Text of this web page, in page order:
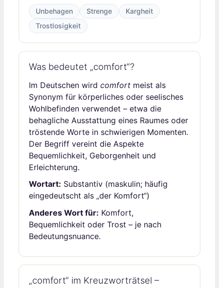
Unbehagen Strenge
Kargheit
Trostlosigkeit
Was bedeutet „comfort“?
Im Deutschen wird comfort meist als
Synonym für körperliches oder seelisches
Wohlbefinden verwendet – etwa die
behagliche Ausstattung eines Raumes oder
tröstende Worte in schwierigen Momenten.
Der Begriff vereint die Aspekte
Bequemlichkeit, Geborgenheit und
Erleichterung.
Wortart: Substantiv (maskulin; häufig
eingedeutscht als „der Komfort“)
Anderes Wort für: Komfort,
Bequemlichkeit oder Trost – je nach
Bedeutungsnuance.
„comfort“ im Kreuzworträtsel –